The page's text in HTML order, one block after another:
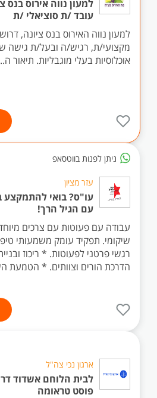
למעון נווה אירוס בנס
עובד /ת סוציאלי /ת
למעון נווה האירוס בנס ציונה,
מקצועי/ת, רגיש/ה ובעל/ת גישה
אוכלוסיות בעלי מוגבליות. תיאור
ניתן לפנות בווטסאפ
עזר מציון
עו"ס? בואי להתמקצע
עם הגיל הרך!
עבודה עם פעוטות עם צרכים
שיקומי. תפקיד עומק משמעותי
רגשי פרטני לפעוטות. * ריכוז
הדרכת הורים וצוותים. * הטמעת
ארגון נכי צה"ל
לבית הלוחם אשדוד
פוסט טראומה